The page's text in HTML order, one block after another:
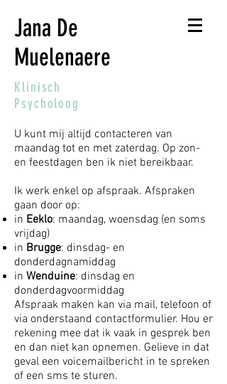
Jana De
Muelenaere
Klinisch
Psycholoog
U kunt mij altijd contacteren van
maandag tot en met zaterdag. Op zon-
en feestdagen ben ik niet bereikbaar.
Ik werk enkel op afspraak. Afspraken
gaan door op:
in Eeklo: maandag, woensdag (en soms
vrijdag)
in Brugge: dinsdag- en
donderdagnamiddag
in Wenduine: dinsdag en
donderdagvoormiddag
Afspraak maken kan via mail, telefoon of
via onderstaand contactformulier. Hou er
rekening mee dat ik vaak in gesprek ben
en dan niet kan opnemen. Gelieve in dat
geval een voicemailbericht in te spreken
of een sms te sturen.